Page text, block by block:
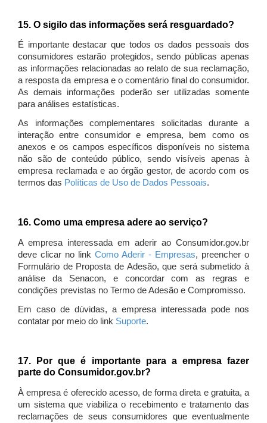
15. O sigilo das informações será resguardado?
É importante destacar que todos os dados pessoais dos
consumidores estarão protegidos, sendo públicas apenas
as informações relacionadas ao relato de sua reclamação,
a resposta da empresa e o comentário final do consumidor.
As demais informações poderão ser utilizadas somente
para análises estatísticas.
As informações complementares solicitadas durante a
interação entre consumidor e empresa, bem como os
anexos e os campos específicos disponíveis no sistema
não são de conteúdo público, sendo visíveis apenas à
empresa reclamada e ao órgão gestor, de acordo com os
termos das Políticas de Uso de Dados Pessoais.
16. Como uma empresa adere ao serviço?
A empresa interessada em aderir ao Consumidor.gov.br
deve clicar no link Como Aderir - Empresas, preencher o
Formulário de Proposta de Adesão, que será submetido à
análise da Senacon, e concordar com as regras e
condições previstas no Termo de Adesão e Compromisso.
Em caso de dúvidas, a empresa interessada pode nos
contatar por meio do link Suporte.
17. Por que é importante para a empresa fazer
parte do Consumidor.gov.br?
À empresa é oferecido acesso, de forma direta e gratuita, a
um sistema que viabiliza o recebimento e tratamento das
reclamações de seus consumidores que eventualmente